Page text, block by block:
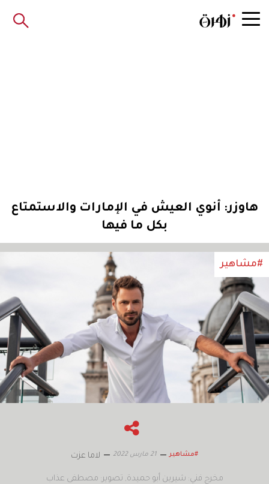
هاوزر: أنوي العيش في الإمارات والاستمتاع
بكل ما فيها
#مشاهير
#مشاهير 21 مارس 2022 لاما عزت
مخرج فني: شيرين أبو حميدة تصوير: مصطفى عذاب